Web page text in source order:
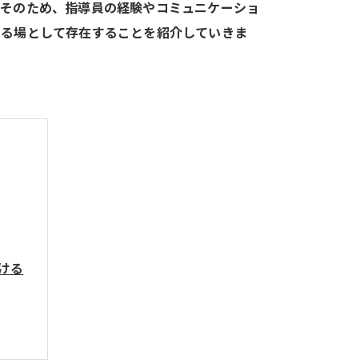
のため、指導員の経験やコミュニケーショ
場として存在することを紹介していきま
る